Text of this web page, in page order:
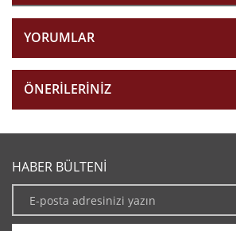
YORUMLAR
ÖNERILERINIZ
HABER BÜLTENİ